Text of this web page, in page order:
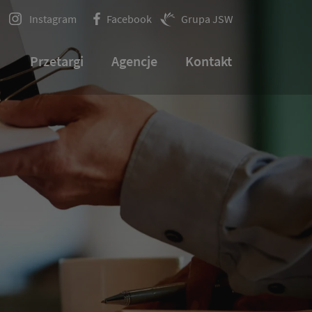
Instagram Facebook Grupa JSW
Przetargi Agencje Kontakt